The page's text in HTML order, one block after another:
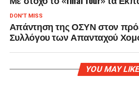
DON'T MISS
Απάντηση της ΟΣΥΝ στον
Συλλόγου των Απανταχού
YOU MAY